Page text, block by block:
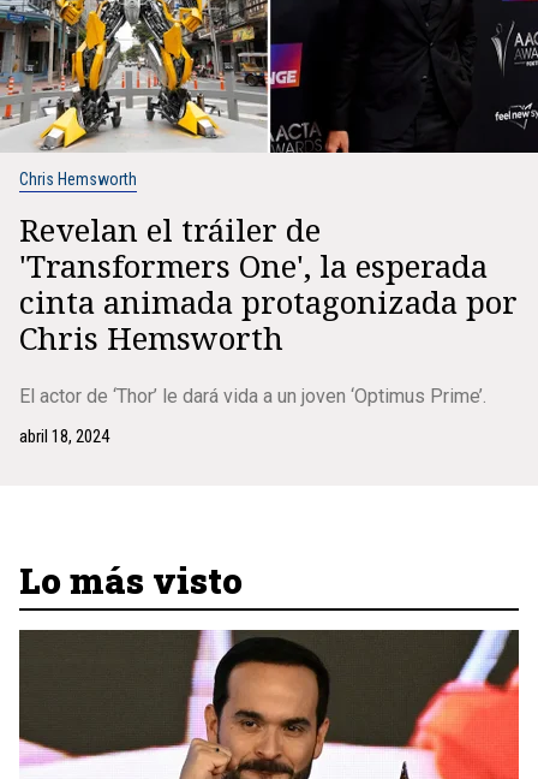
Chris Hemsworth
Revelan el tráiler de
'Transformers One', la esperada
cinta animada protagonizada por
Chris Hemsworth
El actor de ‘Thor’ le dará vida a un joven ‘Optimus Prime’.
abril 18, 2024
Lo más visto